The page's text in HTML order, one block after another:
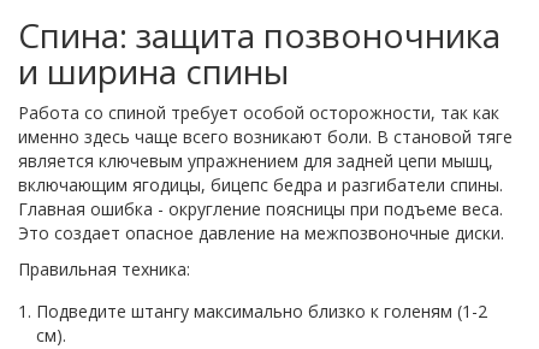
Спина: защита позвоночника
и ширина спины
Работа со спиной требует особой осторожности, так как
именно здесь чаще всего возникают боли. В становой тяге
является ключевым упражнением для задней цепи мышц,
включающим ягодицы, бицепс бедра и разгибатели спины.
Главная ошибка - округление поясницы при подъеме веса.
Это создает опасное давление на межпозвоночные диски.
Правильная техника:
Подведите штангу максимально близко к голеням (1-2
см).